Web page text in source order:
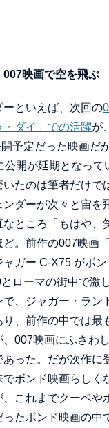
映画で空を飛ぶ
といえば、次回の
ダイ」での活躍が
予定だった映画だ
公開が延期となって
たのは筆者だけで
ダーが次々と宙を
ところ「もはや、
ど。前作の007映画
ガー C-X75 がボ
ローマの街中で激
、ジャガー・ラン
、前作の中では最
、007映画にふさわ
った。だが次作に
でボンド映画らしく
、これまでクーペや
ったボンド映画の中